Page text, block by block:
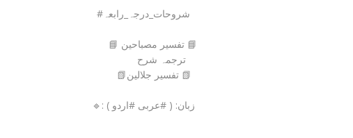
#شروحات_درجہ_رابعہ
📘 تفسیر مصباحین 📘
ترجمہ شرح
📗تفسیر جلالین 📗
🔹: زبان: ( #عربی #اردو )